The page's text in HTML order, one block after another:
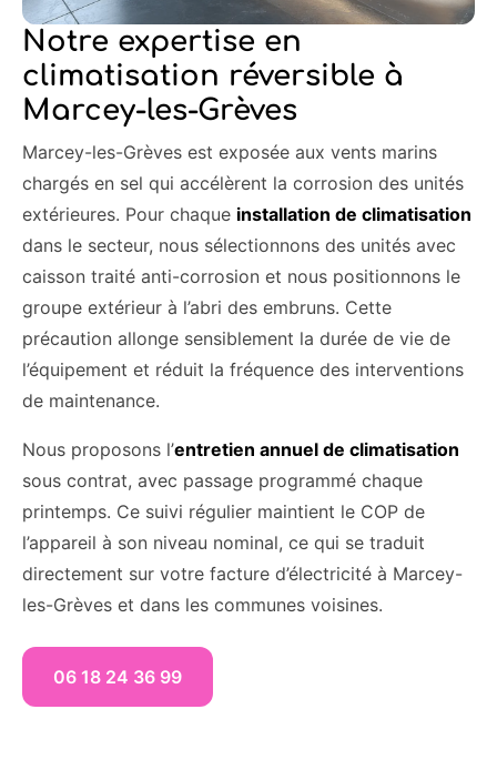
Notre expertise en
climatisation réversible à
Marcey-les-Grèves
Marcey-les-Grèves est exposée aux vents marins
chargés en sel qui accélèrent la corrosion des unités
extérieures. Pour chaque installation de climatisation
dans le secteur, nous sélectionnons des unités avec
caisson traité anti-corrosion et nous positionnons le
groupe extérieur à l’abri des embruns. Cette
précaution allonge sensiblement la durée de vie de
l’équipement et réduit la fréquence des interventions
de maintenance.
Nous proposons l’entretien annuel de climatisation
sous contrat, avec passage programmé chaque
printemps. Ce suivi régulier maintient le COP de
l’appareil à son niveau nominal, ce qui se traduit
directement sur votre facture d’électricité à Marcey-
les-Grèves et dans les communes voisines.
06 18 24 36 99